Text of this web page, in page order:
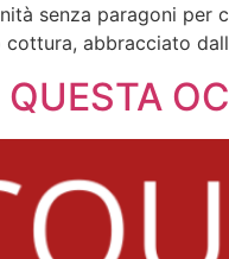
senza paragoni
abbracciato